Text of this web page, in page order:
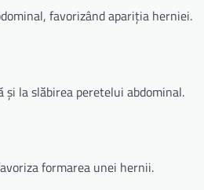
favorizând apariția herniei.
la slăbirea peretelui abdominal.
formarea unei hernii.